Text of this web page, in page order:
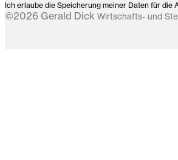
Ich erlaube die Speicherung meiner Daten für die
©2026 Gerald Dick Wirtschafts- und